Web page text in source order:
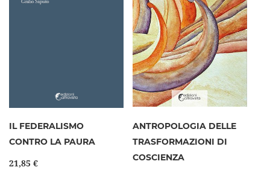
IL FEDERALISMO
CONTRO LA PAURA
21,85 €
ANTROPOLOGIA DELLE
TRASFORMAZIONI DI
COSCIENZA